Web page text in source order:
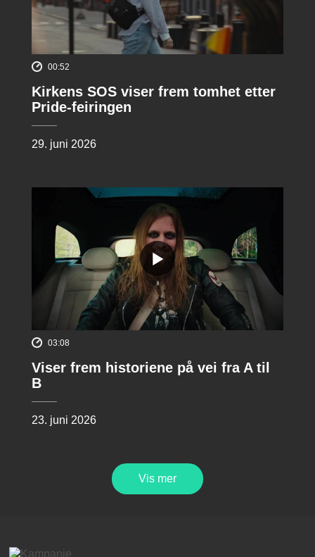
00:52
Kirkens SOS viser frem tomhet etter
Pride-feiringen
29. juni 2026
03:08
Viser frem historiene på vei fra A til
B
23. juni 2026
Vis mer